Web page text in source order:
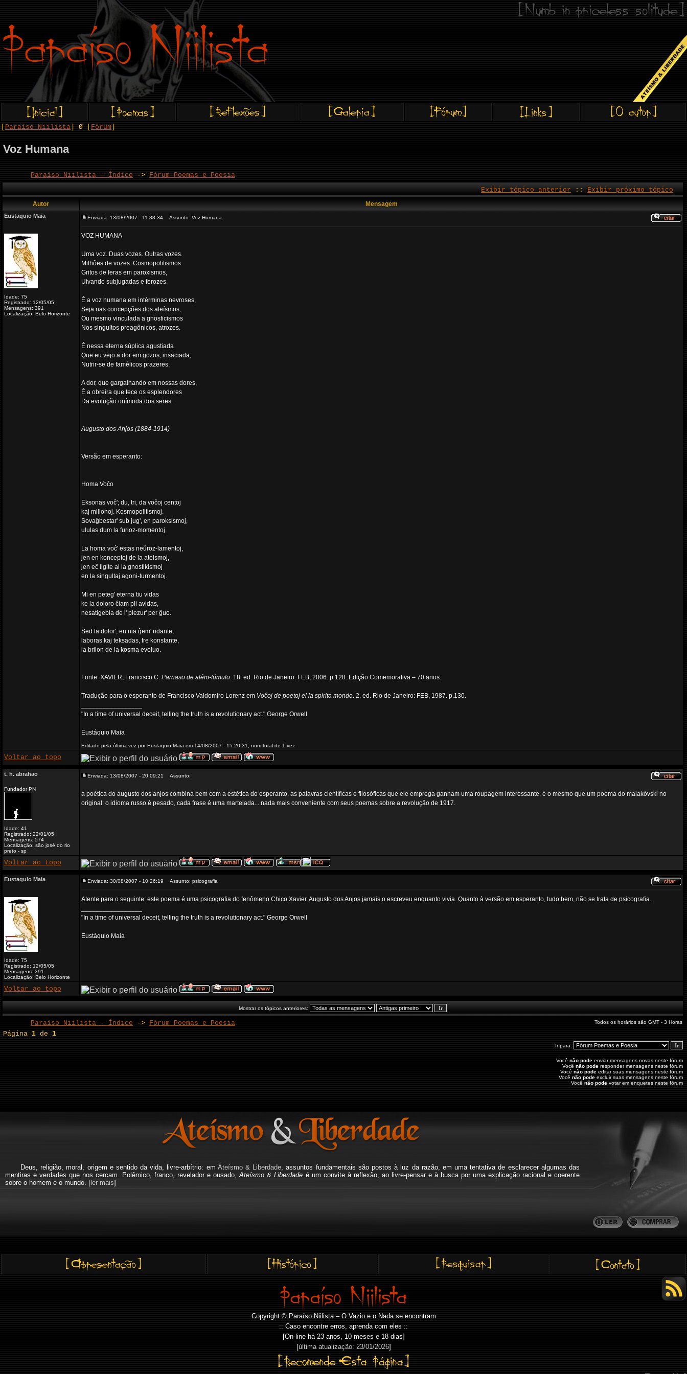
Paraíso Niilista ] Ø [ Fórum
Voz Humana
Paraíso Niilista - Índice -> Fórum Poemas e Poesia
Exibir tópico anterior :: Exibir próximo tópico
Autor Mensagem
Eustaquio Maia
Idade: 75
Registrado: 12/05/05
Mensagens: 391
Localização: Belo Horizonte
Enviada: 13/08/2007 - 11:33:34 Assunto: Voz Humana
VOZ HUMANA
Uma voz. Duas vozes. Outras vozes.
Milhões de vozes. Cosmopolitismos.
Gritos de feras em paroxismos,
Uivando subjugadas e ferozes.
É a voz humana em intérminas nevroses,
Seja nas concepções dos ateísmos,
Ou mesmo vinculada a gnosticismos
Nos singultos preagônicos, atrozes.
É nessa eterna súplica agustiada
Que eu vejo a dor em gozos, insaciada,
Nutrir-se de famélicos prazeres.
A dor, que gargalhando em nossas dores,
É a obreira que tece os esplendores
Da evolução onímoda dos seres.
Augusto dos Anjos (1884-1914)
Versão em esperanto:
Homa Voĉo
Eksonas voĉ'; du, tri, da voĉoj centoj
kaj milionoj. Kosmopolitismoj.
Sovaĝbestar' sub jug', en paroksismoj,
ululas dum la furioz-momentoj.
La homa voĉ' estas neŭroz-lamentoj,
jen en konceptoj de la ateismoj,
jen eĉ ligite al la gnostikismoj
en la singultaj agoni-turmentoj.
Mi en peteg' eterna tiu vidas
ke la doloro ĉiam pli avidas,
nesatigebla de l' plezur' per ĝuo.
Sed la dolor', en nia ĝem' ridante,
laboras kaj teksadas, tre konstante,
la brilon de la kosma evoluo.
Fonte: XAVIER, Francisco C. Parnaso de além-túmulo. 18. ed. Rio de Janeiro: FEB, 2006. p.128. Edição Comemorativa – 70 anos.
Tradução para o esperanto de Francisco Valdomiro Lorenz em Voĉoj de poetoj el la spirita mondo. 2. ed. Rio de Janeiro: FEB, 1987. p.130.
"In a time of universal deceit, telling the truth is a revolutionary act." George Orwell
Eustáquio Maia
Editado pela última vez por Eustaquio Maia em 14/08/2007 - 15:20:31; num total de 1 vez
Voltar ao topo
t. h. abrahao
Fundador PN
Idade: 41
Registrado: 22/01/05
Mensagens: 574
Localização: são josé do rio
preto - sp
Enviada: 13/08/2007 - 20:09:21 Assunto:
a poética do augusto dos anjos combina bem com a estética do esperanto. as palavras científicas e filosóficas que ele emprega ganham uma roupagem interessante. é o mesmo que um poema do maiakóvski no
original: o idioma russo é pesado, cada frase é uma martelada... nada mais conveniente com seus poemas sobre a revolução de 1917.
Voltar ao topo
Eustaquio Maia
Idade: 75
Registrado: 12/05/05
Mensagens: 391
Localização: Belo Horizonte
Enviada: 30/08/2007 - 10:26:19 Assunto: psicografia
Atente para o seguinte: este poema é uma psicografia do fenômeno Chico Xavier. Augusto dos Anjos jamais o escreveu enquanto vivia. Quanto à versão em esperanto, tudo bem, não se trata de psicografia.
"In a time of universal deceit, telling the truth is a revolutionary act." George Orwell
Eustáquio Maia
Voltar ao topo
Mostrar os tópicos anteriores:
Paraíso Niilista - Índice -> Fórum Poemas e Poesia Todos os horários são GMT - 3 Horas
Página1 de1
Ir para:
Vocênão pode enviar mensagens novas neste fórum
Vocênão pode responder mensagens neste fórum
Vocênão pode editar suas mensagens neste fórum
Vocênão pode excluir suas mensagens neste fórum
Vocênão pode votar em enquetes neste fórum
Deus, religião, moral, origem e sentido da vida, livre-arbítrio: em Ateísmo & Liberdade , assuntos fundamentais são postos à luz da razão, em uma tentativa de esclarecer algumas das
mentiras e verdades que nos cercam. Polêmico, franco, revelador e ousado,Ateísmo & Liberdade é um convite à reflexão, ao livre-pensar e à busca por uma explicação racional e coerente
sobre o homem e o mundo. [ler mais]
Copyright © Paraíso Niilista – O Vazio e o Nada se encontram
:: Caso encontre erros, aprenda com eles ::
[On-line há 23 anos, 10 meses e 18 dias]
[última atualização: 23/01/2026]